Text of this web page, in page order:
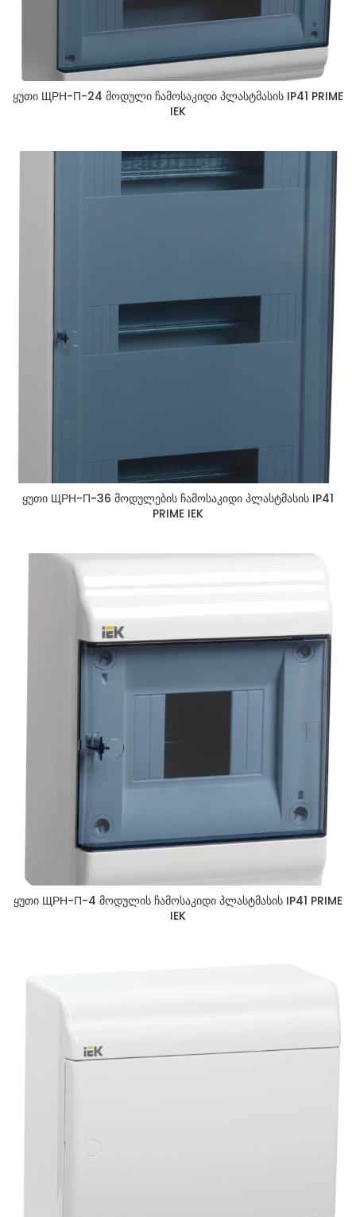
ყუთი ЩРН-П-24 მოდული ჩამოსაკიდი პლასტმასის IP41 PRIME
IEK
ყუთი ЩРН-П-36 მოდულების ჩამოსაკიდი პლასტმასის IP41
PRIME IEK
ყუთი ЩРН-П-4 მოდულის ჩამოსაკიდი პლასტმასის IP41 PRIME
IEK